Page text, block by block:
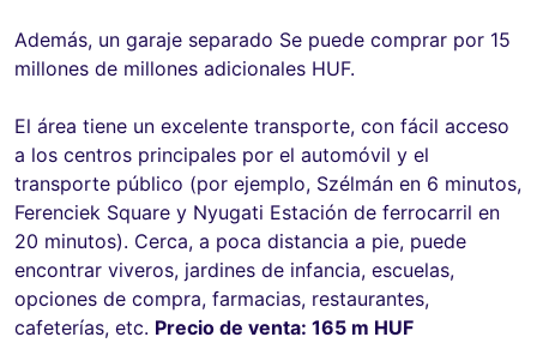
Además, un garaje separado Se puede comprar por 15
millones de millones adicionales HUF.
El área tiene un excelente transporte, con fácil acceso
a los centros principales por el automóvil y el
transporte público (por ejemplo, Szélmán en 6 minutos,
Ferenciek Square y Nyugati Estación de ferrocarril en
20 minutos). Cerca, a poca distancia a pie, puede
encontrar viveros, jardines de infancia, escuelas,
opciones de compra, farmacias, restaurantes,
cafeterías, etc. Precio de venta: 165 m HUF